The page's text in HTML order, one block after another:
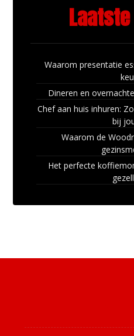
Waarom presentatie
Dineren en
Chef aan huis inhuren:
bij
Waarom de
Het perfecte